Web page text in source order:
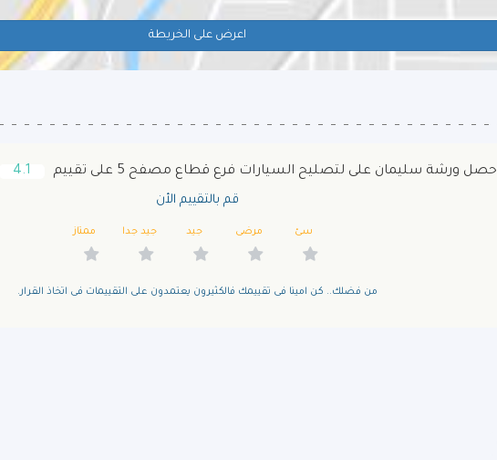
اعرض على الخريطة
حصل ورشة سليمان على لتصليح السيارات فرع قطاع مصفح 5 على تقييم 4.1
قم بالتقييم الأن
سئ مرضى جيد جيد جدا ممتاز
من فضلك.. كن امينا فى تقييمك فالكثيرون يعتمدون على التقييمات فى اتخاذ القرار.